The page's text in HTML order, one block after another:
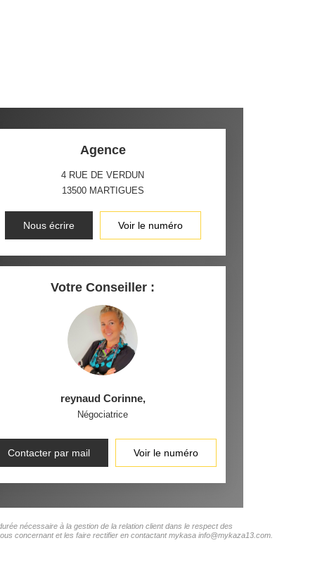
Agence
4 RUE DE VERDUN
13500 MARTIGUES
Nous écrire Voir le numéro
Votre Conseiller :
reynaud Corinne,
Négociatrice
Contacter par mail Voir le numéro
nécessaire à la gestion de la relation client dans le respect des
concernant et les faire rectifier en contactant mykasa info@mykaza13.com.